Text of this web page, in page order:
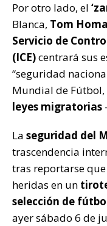
Por otro lado, el
Blanca, Tom
Servicio de
(ICE)centrará sus
“seguridad
Mundial de Fútbol,
leyes migratorias
La seguridad del
trascendencia
tras reportarse
heridas en un
selección de
ayer sábado 6 de